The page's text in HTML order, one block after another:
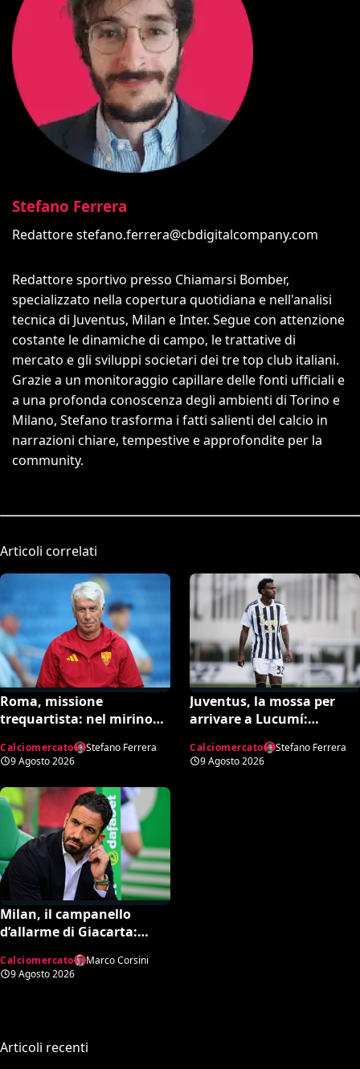
Stefano Ferrera
Redattorestefano.ferrera@cbdigitalcompany.com
Redattore sportivo presso Chiamarsi Bomber,
specializzato nella copertura quotidiana e nell'analisi
tecnica di Juventus, Milan e Inter. Segue con attenzione
costante le dinamiche di campo, le trattative di
mercato e gli sviluppi societari dei tre top club italiani.
Grazie a un monitoraggio capillare delle fonti ufficiali e
a una profonda conoscenza degli ambienti di Torino e
Milano, Stefano trasforma i fatti salienti del calcio in
narrazioni chiare, tempestive e approfondite per la
community.
Articoli correlati
Roma, missione
trequartista: nel mirino
Calciomercato
Stefano Ferrera
9 Agosto 2026
Juventus, la mossa per
arrivare a Lucumí:
Cabal come contropartita
Calciomercato
Stefano Ferrera
9 Agosto 2026
Milan, il campanello
d’allarme di Giacarta:
sbloccare Inacio e
Hojbjerg
Calciomercato
Marco Corsini
9 Agosto 2026
Articoli recenti